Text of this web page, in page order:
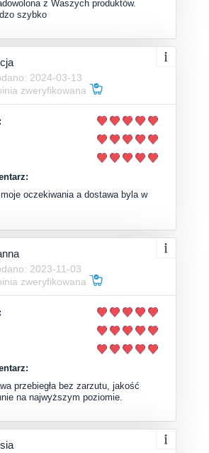
z Waszych produktów.
szybko
2024-03-13
zweryfikowana
oczekiwania a dostawa byla w
2023-11-03
zweryfikowana
przebiegła bez zarzutu, jakość
na najwyższym poziomie.